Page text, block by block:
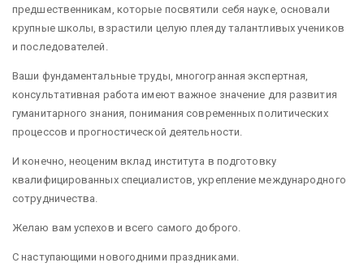
предшественникам, которые посвятили себя науке, основали
крупные школы, взрастили целую плеяду талантливых учеников
и последователей.
Ваши фундаментальные труды, многогранная экспертная,
консультативная работа имеют важное значение для развития
гуманитарного знания, понимания современных политических
процессов и прогностической деятельности.
И конечно, неоценим вклад института в подготовку
квалифицированных специалистов, укрепление международного
сотрудничества.
Желаю вам успехов и всего самого доброго.
С наступающими новогодними праздниками.